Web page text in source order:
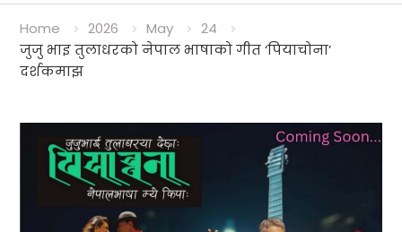
Home 2026 May
24
जुजु भाइ तुलाधरको नेपाल भाषाको गीत ‘पियाचोना’
दर्शकमाझ